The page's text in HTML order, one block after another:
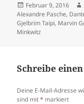
Veröffentlicht
am
Februar 9, 2016
Alexandre Pasche,
Gjelbrim Taipi, Marvin
Minkwitz
Schreibe
Deine E-Mail-Adresse
sind mit* markiert